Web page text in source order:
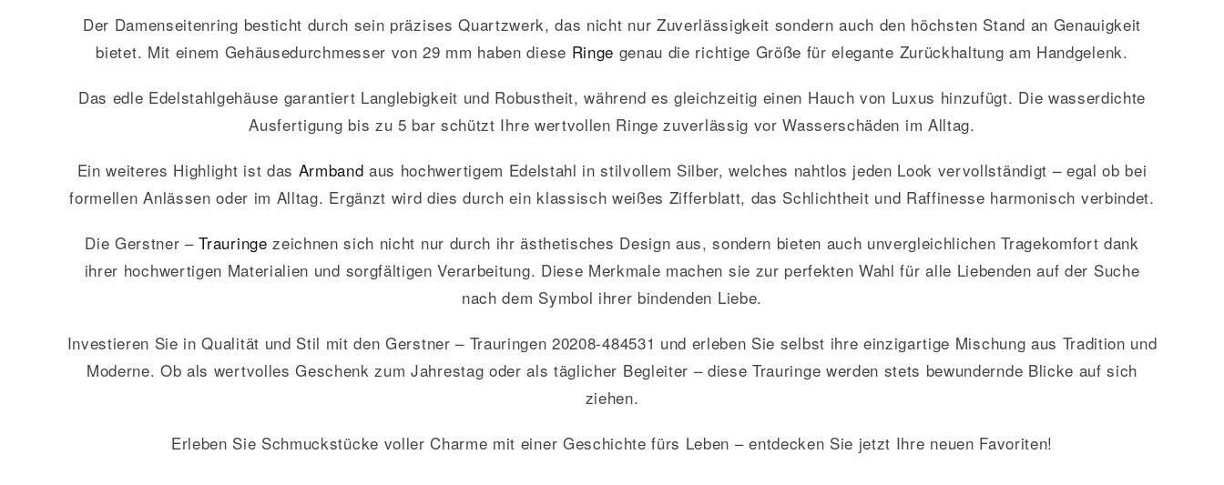
Der Damenseitenring besticht durch sein präzises Quartzwerk, das nicht nur Zuverlässigkeit sondern auch den höchsten Stand an Genauigkeit
bietet. Mit einem Gehäusedurchmesser von 29 mm haben diese Ringe genau die richtige Größe für elegante Zurückhaltung am Handgelenk.
Das edle Edelstahlgehäuse garantiert Langlebigkeit und Robustheit, während es gleichzeitig einen Hauch von Luxus hinzufügt. Die wasserdichte
Ausfertigung bis zu 5 bar schützt Ihre wertvollen Ringe zuverlässig vor Wasserschäden im Alltag.
Ein weiteres Highlight ist das Armband aus hochwertigem Edelstahl in stilvollem Silber, welches nahtlos jeden Look vervollständigt – egal ob bei
formellen Anlässen oder im Alltag. Ergänzt wird dies durch ein klassisch weißes Zifferblatt, das Schlichtheit und Raffinesse harmonisch verbindet.
Die Gerstner –Trauringe zeichnen sich nicht nur durch ihr ästhetisches Design aus, sondern bieten auch unvergleichlichen Tragekomfort dank
ihrer hochwertigen Materialien und sorgfältigen Verarbeitung. Diese Merkmale machen sie zur perfekten Wahl für alle Liebenden auf der Suche
nach dem Symbol ihrer bindenden Liebe.
Investieren Sie in Qualität und Stil mit den Gerstner – Trauringen 20208-484531 und erleben Sie selbst ihre einzigartige Mischung aus Tradition und
Moderne. Ob als wertvolles Geschenk zum Jahrestag oder als täglicher Begleiter – diese Trauringe werden stets bewundernde Blicke auf sich
ziehen.
Erleben Sie Schmuckstücke voller Charme mit einer Geschichte fürs Leben – entdecken Sie jetzt Ihre neuen Favoriten!